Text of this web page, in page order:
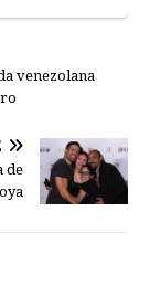
venezolana
de